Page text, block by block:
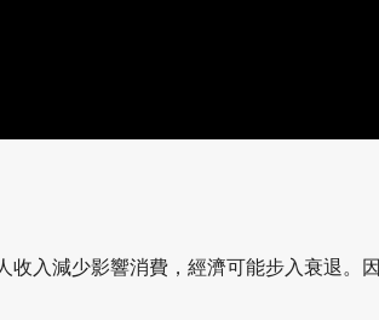
入減少影響消費，經濟可能步入衰退。因